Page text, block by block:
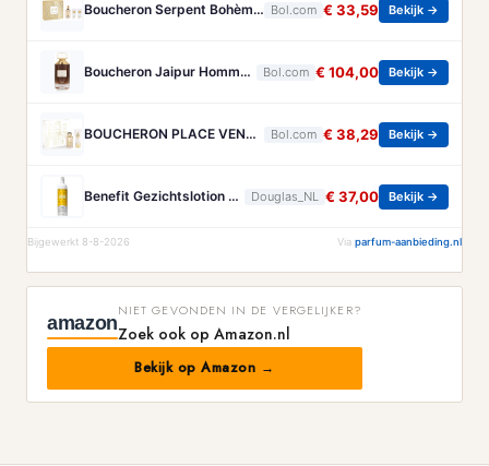
Boucheron Serpent Bohème Gift Set 50ml Eau de Parfum + 50ml Bath & Shower Gel + 50ml Body Lotion - Geschenkset Bol.com € 33,59 Bekijk →
Boucheron Jaipur Homme Eau de Parfum 100ml Spray Bol.com € 104,00 Bekijk →
BOUCHERON PLACE VENDOME GESCHENKSET Bol.com € 38,29 Bekijk →
Benefit Gezichtslotion The POREfessional Gezichtstoner Unisex 133ml Douglas_NL € 37,00 Bekijk →
Bijgewerkt 8-8-2026 Via parfum-aanbieding.nl
amazon
NIET GEVONDEN IN DE VERGELIJKER?
Zoek ook op Amazon.nl
Bekijk op Amazon →